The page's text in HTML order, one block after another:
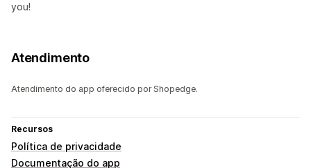
you!
Atendimento
Atendimento do app oferecido por Shopedge.
Recursos
Política de privacidade
Documentação do app